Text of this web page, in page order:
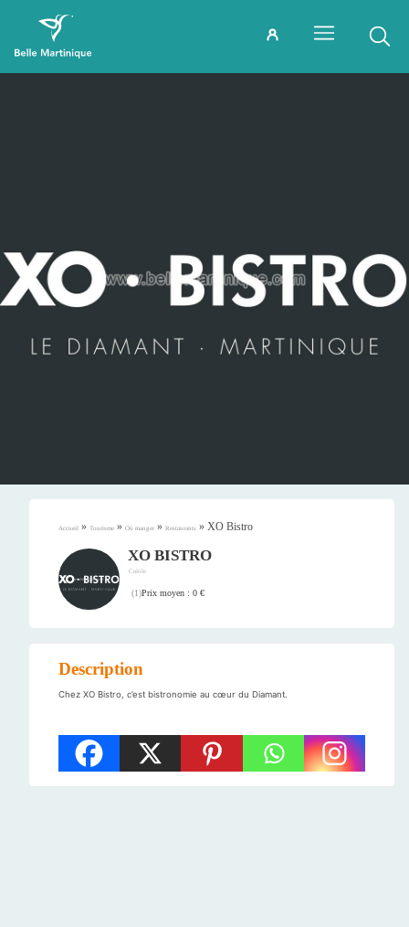
Accueil » Tourisme » Où manger » Restaurants » XO Bistro
XO BISTRO
Créole
(1)Prix moyen : 0 €
Description
Chez XO Bistro, c’est bistronomie au cœur du Diamant.